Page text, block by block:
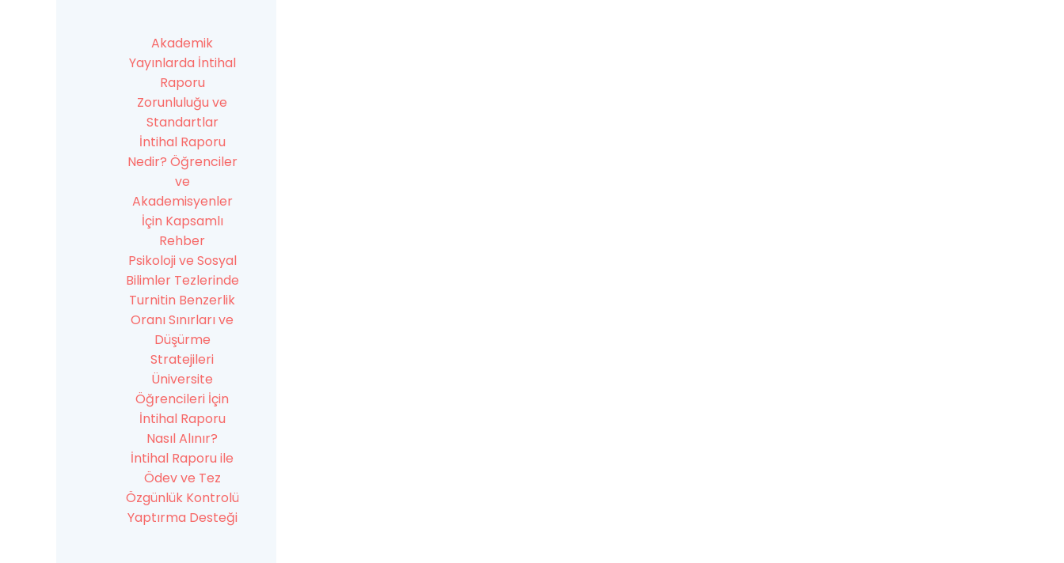
Akademik
Yayınlarda İntihal
Raporu
Zorunluluğu ve
Standartlar
İntihal Raporu
Nedir? Öğrenciler
ve
Akademisyenler
İçin Kapsamlı
Rehber
Psikoloji ve Sosyal
Bilimler Tezlerinde
Turnitin Benzerlik
Oranı Sınırları ve
Düşürme
Stratejileri
Üniversite
Öğrencileri İçin
İntihal Raporu
Nasıl Alınır?
İntihal Raporu ile
Ödev ve Tez
Özgünlük Kontrolü
Yaptırma Desteği